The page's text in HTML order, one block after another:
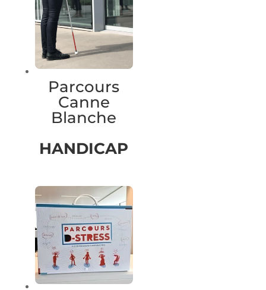
Parcours
Canne
Blanche
HANDICAP